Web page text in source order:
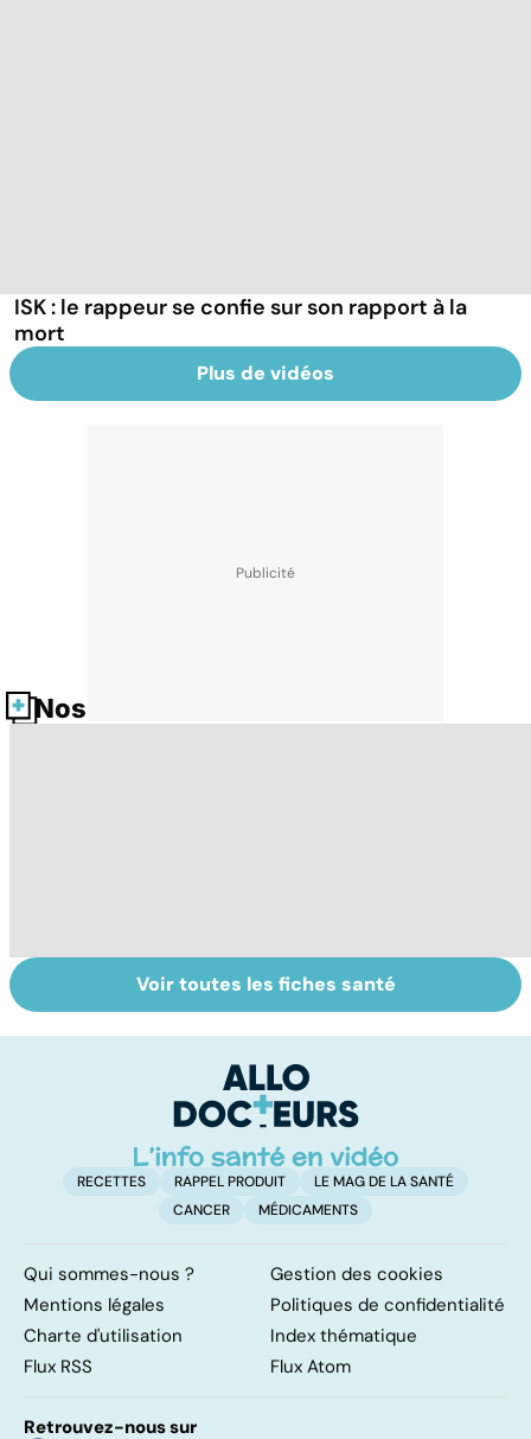
ISK : le rappeur se confie sur son rapport à la
mort
Plus de vidéos
Nos fiches santé
La tuberculose
pulmonaire
Tout savoir sur
les infections
Voir toutes les fiches santé
RECETTES RAPPEL PRODUIT
LE MAG DE LA SANTÉ
CANCER
MÉDICAMENTS
Qui sommes-nous ?
Gestion des cookies
Mentions légales
Politiques de confidentialité
Charte d'utilisation
Index thématique
Flux RSS
Flux Atom
Retrouvez-nous sur